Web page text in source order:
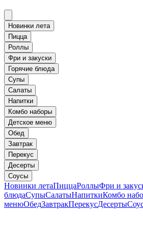
Новинки лета
Пицца
Роллы
Фри и закуски
Горячие блюда
Супы
Салаты
Напитки
Комбо наборы
Детское меню
Обед
Завтрак
Перекус
Десерты
Соусы
Новинки летаПиццаРоллыФри и
блюдаСупыСалатыНапиткиКомбо
менюОбедЗавтракПерекусДесерты